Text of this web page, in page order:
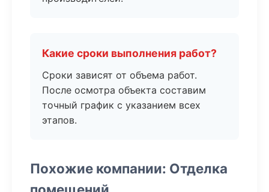
Какие сроки выполнения работ?
Сроки зависят от объема работ.
После осмотра объекта составим
точный график с указанием всех
этапов.
Похожие компании: Отделка